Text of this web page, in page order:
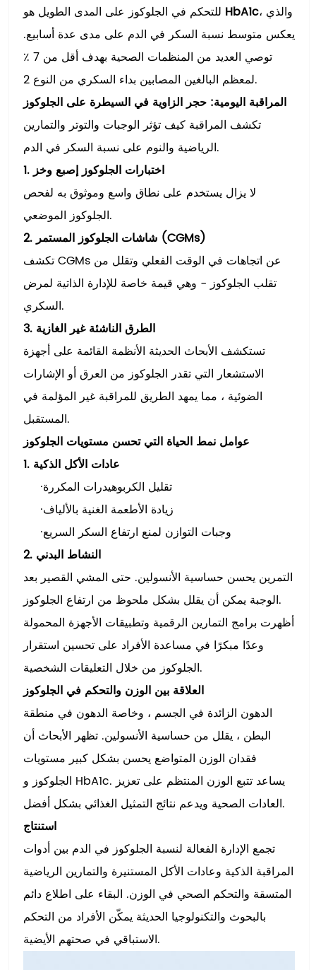
HbA1c، والذي
يعكس متوسط نسبة السكر في الدم على مدى عدة أسابيع.
توصي العديد من المنظمات الصحية بهدف أقل من 7 ٪
لمعظم البالغين المصابين بداء السكري من النوع 2.
المراقبة اليومية: حجر الزاوية في السيطرة على الجلوكوز
تكشف المراقبة كيف تؤثر الوجبات والتوتر والتمارين
الرياضية والنوم على نسبة السكر في الدم.
1. اختبارات الجلوكوز إصبع وخز
لا يزال يستخدم على نطاق واسع وموثوق به لفحص
الجلوكوز الموضعي.
2. شاشات الجلوكوز المستمر (CGMs)
تكشف CGMs عن اتجاهات في الوقت الفعلي وتقلل من
تقلب الجلوكوز - وهي قيمة خاصة للإدارة الذاتية لمرض
السكري.
3. الطرق الناشئة غير الغازية
تستكشف الأبحاث الحديثة الأنظمة القائمة على أجهزة
الاستشعار التي تقدر الجلوكوز من العرق أو الإشارات
الضوئية ، مما يمهد الطريق للمراقبة غير المؤلمة في
المستقبل.
عوامل نمط الحياة التي تحسن مستويات الجلوكوز
1. عادات الأكل الذكية
·تقليل الكربوهيدرات المكررة
·زيادة الأطعمة الغنية بالألياف
·وجبات التوازن لمنع ارتفاع السكر السريع
2. النشاط البدني
التمرين يحسن حساسية الأنسولين. حتى المشي القصير بعد
الوجبة يمكن أن يقلل بشكل ملحوظ من ارتفاع الجلوكوز.
أظهرت برامج التمارين الرقمية وتطبيقات الأجهزة المحمولة
وعدًا مبكرًا في مساعدة الأفراد على تحسين استقرار
الجلوكوز من خلال التعليقات الشخصية.
العلاقة بين الوزن والتحكم في الجلوكوز
الدهون الزائدة في الجسم ، وخاصة الدهون في منطقة
البطن ، يقلل من حساسية الأنسولين. تظهر الأبحاث أن
فقدان الوزن المتواضع يحسن بشكل كبير مستويات
الجلوكوز و HbA1c. يساعد تتبع الوزن المنتظم على تعزيز
العادات الصحية ويدعم نتائج التمثيل الغذائي بشكل أفضل.
استنتاج
تجمع الإدارة الفعالة لنسبة الجلوكوز في الدم بين أدوات
المراقبة الذكية وعادات الأكل المستنيرة والتمارين الرياضية
المتسقة والتحكم الصحي في الوزن. البقاء على اطلاع دائم
بالبحوث والتكنولوجيا الحديثة يمكّن الأفراد من التحكم
الاستباقي في صحتهم الأيضية.